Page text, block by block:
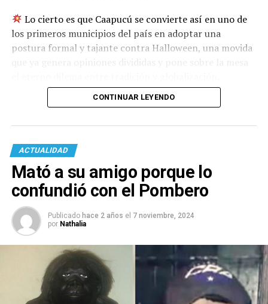
Lo cierto es que Caapucú se convierte así en uno de
los primeros municipios del país en adoptar una
postura formal y tajante contra Halloween, una movida
CONTINUAR LEYENDO
ACTUALIDAD
Mató a su amigo porque lo
confundió con el Pombero
Publicado hace 2 años el 7 noviembre, 2024
por Nathalia